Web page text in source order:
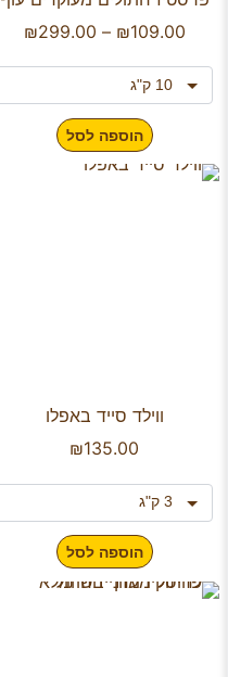
₪109.00
–
₪299.00
הוספה לסל
ווילד סייד באפלו
₪135.00
הוספה לסל